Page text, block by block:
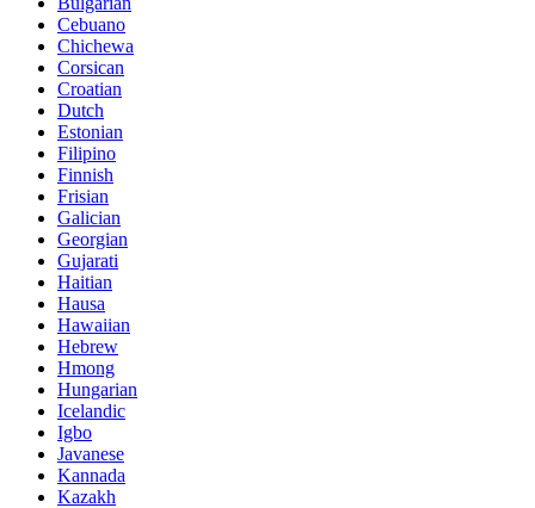
Cebuano
Chichewa
Corsican
Croatian
Dutch
Estonian
Filipino
Finnish
Frisian
Galician
Georgian
Gujarati
Haitian
Hausa
Hawaiian
Hebrew
Hmong
Hungarian
Icelandic
Igbo
Javanese
Kannada
Kazakh